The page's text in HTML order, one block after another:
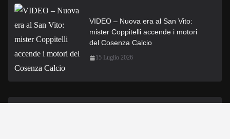
VIDEO – Nuova era al San Vito:
mister Coppitelli accende i motori
del Cosenza Calcio
15 Luglio 2026